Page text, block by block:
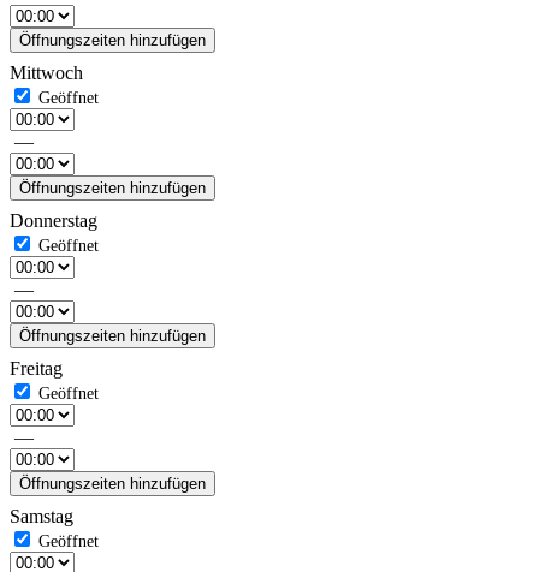
Öffnungszeiten hinzufügen
Mittwoch
—
Öffnungszeiten hinzufügen
Donnerstag
—
Öffnungszeiten hinzufügen
Freitag
—
Öffnungszeiten hinzufügen
Samstag